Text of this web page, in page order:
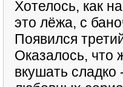
Хотелось, как
это лёжа, с
Появился
Оказалось, что
вкушать сладко